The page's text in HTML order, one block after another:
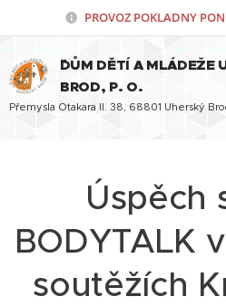
PROVOZ POKLADNY
¨DŮM DĚTÍ A MLÁDEŽE
BROD, P. O.
Přemysla Otakara II. 38, 68801 Uherský
Úspěch
BODYTALK
soutěžích